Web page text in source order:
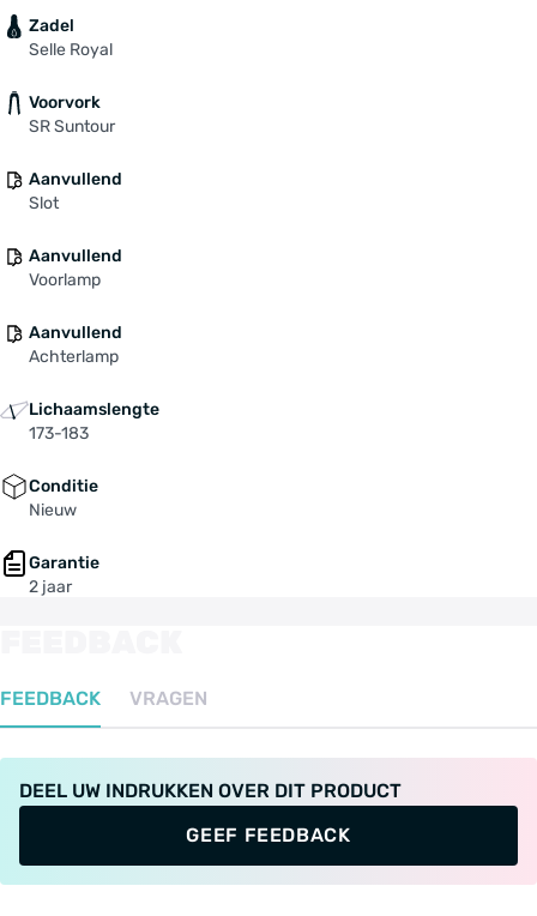
Zadel
Selle Royal
Voorvork
SR Suntour
Aanvullend
Slot
Aanvullend
Voorlamp
Aanvullend
Achterlamp
Lichaamslengte
173-183
Conditie
Nieuw
Garantie
2 jaar
FEEDBACK VRAGEN
DEEL UW INDRUKKEN OVER DIT PRODUCT
GEEF FEEDBACK